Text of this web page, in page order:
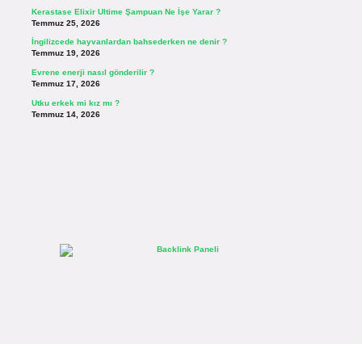
Kerastase Elixir Ultime Şampuan Ne İşe Yarar ?
Temmuz 25, 2026
İngilizcede hayvanlardan bahsederken ne denir ?
Temmuz 19, 2026
Evrene enerji nasıl gönderilir ?
Temmuz 17, 2026
Utku erkek mi kız mı ?
Temmuz 14, 2026